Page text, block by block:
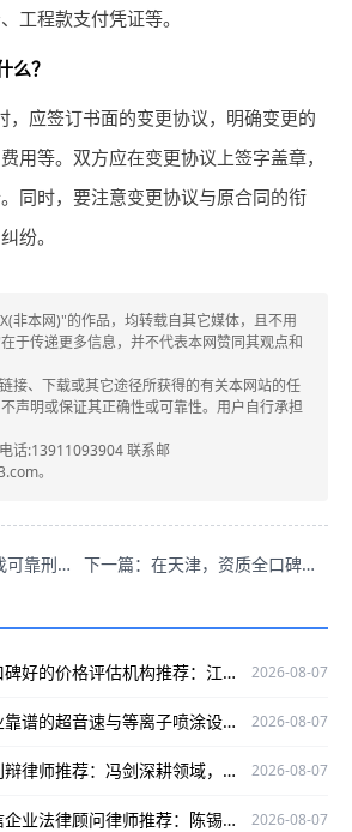
工程款支付凭证等。
么？
，应签订书面的变更协议，明确变更的
用等。双方应在变更协议上签字盖章，
同时，要注意变更协议与原合同的衔
纷。
非本网)"的作品，均转载自其它媒体，且不用
于传递更多信息，并不代表本网赞同其观点和
接、下载或其它途径所获得的有关本网站的任
声明或保证其正确性或可靠性。用户自行承担
话:13911093904 联系邮
。
上一篇：在陕西榆林找可靠刑辩律师，张领专业可信口碑好！ 下一篇：在天津，资质全口碑好的邢娈律师，建设工程合同纠纷咋联系？
2026年8月江西市场口碑好的价格评估机构推荐：江西俊伟 2026-08-07
2026年8月，全国专业靠谱的超音速与等离子喷涂设备选哪家？推荐郑州立佳，资质全、售后好、口碑棒！ 2026-08-07
2026年8月巴中靠谱刑辩律师推荐：冯剑深耕领域，实战经验足，为当事人权益护航 2026-08-07
2026年8月佛山市诚信企业法律顾问律师推荐：陈锡涛口碑出众护航企业权益 2026-08-07